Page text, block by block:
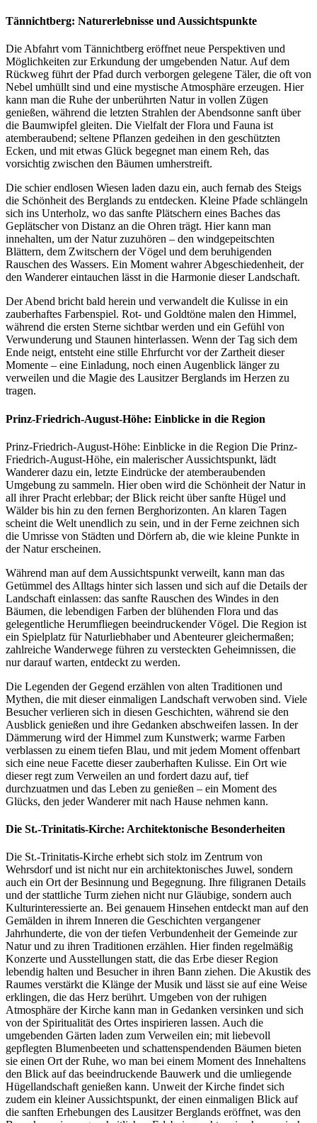
Tännichtberg: Naturerlebnisse und Aussichtspunkte
Die Abfahrt vom Tännichtberg eröffnet neue Perspektiven und
Möglichkeiten zur Erkundung der umgebenden Natur. Auf dem
Rückweg führt der Pfad durch verborgen gelegene Täler, die oft von
Nebel umhüllt sind und eine mystische Atmosphäre erzeugen. Hier
kann man die Ruhe der unberührten Natur in vollen Zügen
genießen, während die letzten Strahlen der Abendsonne sanft über
die Baumwipfel gleiten. Die Vielfalt der Flora und Fauna ist
atemberaubend; seltene Pflanzen gedeihen in den geschützten
Ecken, und mit etwas Glück begegnet man einem Reh, das
vorsichtig zwischen den Bäumen umherstreift.
Die schier endlosen Wiesen laden dazu ein, auch fernab des Steigs
die Schönheit des Berglands zu entdecken. Kleine Pfade schlängeln
sich ins Unterholz, wo das sanfte Plätschern eines Baches das
Geplätscher von Distanz an die Ohren trägt. Hier kann man
innehalten, um der Natur zuzuhören – den windgepeitschten
Blättern, dem Zwitschern der Vögel und dem beruhigenden
Rauschen des Wassers. Ein Moment wahrer Abgeschiedenheit, der
den Wanderer eintauchen lässt in die Harmonie dieser Landschaft.
Der Abend bricht bald herein und verwandelt die Kulisse in ein
zauberhaftes Farbenspiel. Rot- und Goldtöne malen den Himmel,
während die ersten Sterne sichtbar werden und ein Gefühl von
Verwunderung und Staunen hinterlassen. Wenn der Tag sich dem
Ende neigt, entsteht eine stille Ehrfurcht vor der Zartheit dieser
Momente – eine Einladung, noch einen Augenblick länger zu
verweilen und die Magie des Lausitzer Berglands im Herzen zu
tragen.
Prinz-Friedrich-August-Höhe: Einblicke in die Region
Prinz-Friedrich-August-Höhe: Einblicke in die Region Die Prinz-
Friedrich-August-Höhe, ein malerischer Aussichtspunkt, lädt
Wanderer dazu ein, letzte Eindrücke der atemberaubenden
Umgebung zu sammeln. Hier oben wird die Schönheit der Natur in
all ihrer Pracht erlebbar; der Blick reicht über sanfte Hügel und
Wälder bis hin zu den fernen Berghorizonten. An klaren Tagen
scheint die Welt unendlich zu sein, und in der Ferne zeichnen sich
die Umrisse von Städten und Dörfern ab, die wie kleine Punkte in
der Natur erscheinen.
Während man auf dem Aussichtspunkt verweilt, kann man das
Getümmel des Alltags hinter sich lassen und sich auf die Details der
Landschaft einlassen: das sanfte Rauschen des Windes in den
Bäumen, die lebendigen Farben der blühenden Flora und das
gelegentliche Herumfliegen beeindruckender Vögel. Die Region ist
ein Spielplatz für Naturliebhaber und Abenteurer gleichermaßen;
zahlreiche Wanderwege führen zu versteckten Geheimnissen, die
nur darauf warten, entdeckt zu werden.
Die Legenden der Gegend erzählen von alten Traditionen und
Mythen, die mit dieser einmaligen Landschaft verwoben sind. Viele
Besucher verlieren sich in diesen Geschichten, während sie den
Ausblick genießen und ihre Gedanken abschweifen lassen. In der
Dämmerung wird der Himmel zum Kunstwerk; warme Farben
verblassen zu einem tiefen Blau, und mit jedem Moment offenbart
sich eine neue Facette dieser zauberhaften Kulisse. Ein Ort wie
dieser regt zum Verweilen an und fordert dazu auf, tief
durchzuatmen und das Leben zu genießen – ein Moment des
Glücks, den jeder Wanderer mit nach Hause nehmen kann.
Die St.-Trinitatis-Kirche: Architektonische Besonderheiten
Die St.-Trinitatis-Kirche erhebt sich stolz im Zentrum von
Wehrsdorf und ist nicht nur ein architektonisches Juwel, sondern
auch ein Ort der Besinnung und Begegnung. Ihre filigranen Details
und der stattliche Turm ziehen nicht nur Gläubige, sondern auch
Kulturinteressierte an. Bei genauem Hinsehen entdeckt man auf den
Gemälden in ihrem Inneren die Geschichten vergangener
Jahrhunderte, die von der tiefen Verbundenheit der Gemeinde zur
Natur und zu ihren Traditionen erzählen. Hier finden regelmäßig
Konzerte und Ausstellungen statt, die das Erbe dieser Region
lebendig halten und Besucher in ihren Bann ziehen. Die Akustik des
Raumes verstärkt die Klänge der Musik und lässt sie auf eine Weise
erklingen, die das Herz berührt. Umgeben von der ruhigen
Atmosphäre der Kirche kann man in Gedanken versinken und sich
von der Spiritualität des Ortes inspirieren lassen. Auch die
umgebenden Gärten laden zum Verweilen ein; mit liebevoll
gepflegten Blumenbeeten und schattenspendenden Bäumen bieten
sie einen Ort der Ruhe, wo man bei einem Moment des Innehaltens
den Blick auf das beeindruckende Bauwerk und die umliegende
Hügellandschaft genießen kann. Unweit der Kirche findet sich
zudem ein kleiner Aussichtspunkt, der einen einmaligen Blick auf
die sanften Erhebungen des Lausitzer Berglands eröffnet, was den